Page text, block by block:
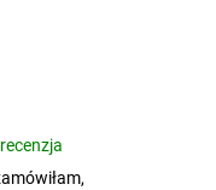
na 5 gwiazdek.